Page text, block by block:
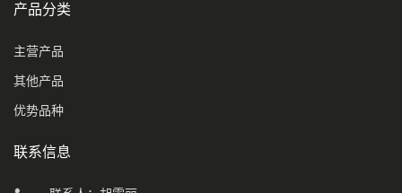
产品分类
主营产品
其他产品
优势品种
联系信息